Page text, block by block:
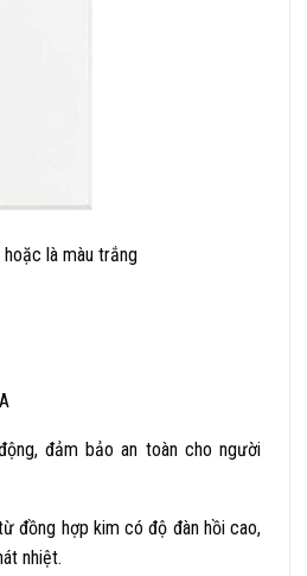
hoặc là màu trắng
đảm bảo an toàn cho người
đồng hợp kim có độ đàn hồi cao,
nhiệt.